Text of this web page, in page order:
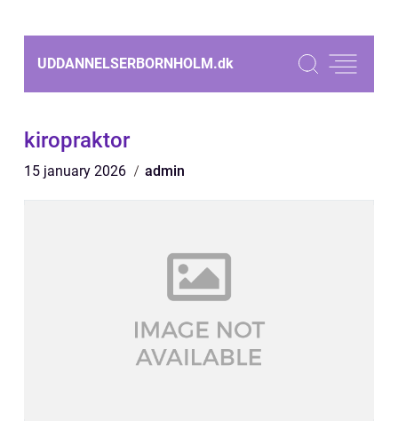
UDDANNELSERBORNHOLM.dk
kiropraktor
15 january 2026 admin